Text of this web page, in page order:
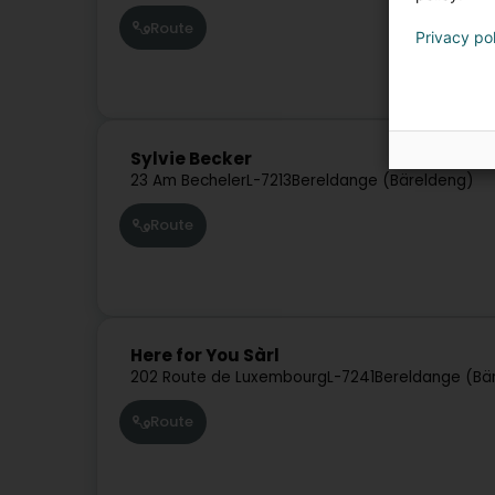
Route
Sylvie Becker
23 Am BechelerL-7213Bereldange (Bäreldeng)
Route
Here for You Sàrl
202 Route de LuxembourgL-7241Bereldange
Route
Privacy